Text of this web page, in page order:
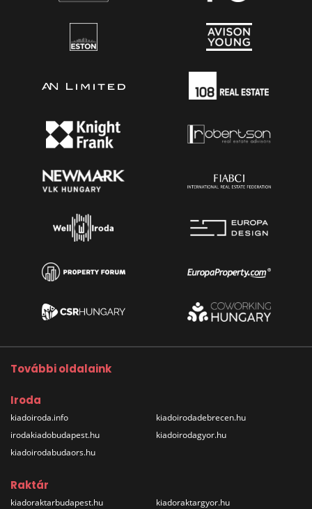
További oldalaink
Iroda
kiadoiroda.info
irodakiadobudapest.hu
kiadoirodabudaors.hu
kiadoirodadebrecen.hu
kiadoirodagyor.hu
Raktár
kiadoraktarbudapest.hu
kiadoraktargyor.hu